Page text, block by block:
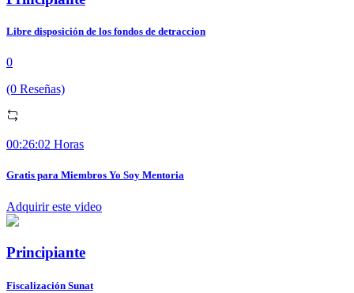
Libre disposición de los fondos de detraccion
0
(0 Reseñas)
00:26:02 Horas
Gratis para Miembros Yo Soy Mentoria
Adquirir este video
Principiante
Fiscalización Sunat